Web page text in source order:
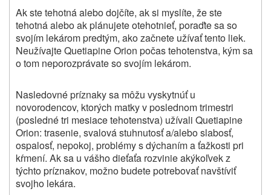
Ak ste tehotná alebo dojčíte, ak si myslíte, že ste
tehotná alebo ak plánujete otehotnieť, poraďte sa so
svojím lekárompredtým, ako začnete užívať tento liek.
NeužívajteQuetiapine Orion počas tehotenstva, kým sa
o tom neporozprávate so svojím lekárom.
Nasledovné príznaky sa môžu vyskytnúť u
novorodencov, ktorých matky v poslednom trimestri
(posledné tri mesiace tehotenstva) užívali Quetiapine
Orion: trasenie, svalová stuhnutosť a/alebo slabosť,
ospalosť, nepokoj, problémy s dýchaním a ťažkosti pri
kŕmení. Ak sa u vášho dieťaťa rozvinie akýkoľvek z
týchto príznakov, možno budete potrebovať navštíviť
svojho lekára.